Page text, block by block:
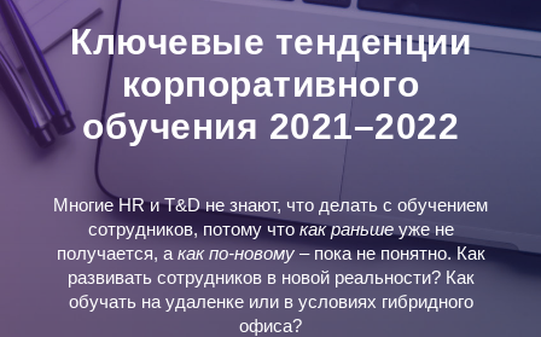
Ключевые тенденции
корпоративного
обучения 2021–2022
Многие HR и T&D не знают, что делать с обучением
сотрудников, потому чтокак раньшеуже не
получается, а как по-новому– пока не понятно. Как
развивать сотрудников в новой реальности? Как
обучать на удаленке или в условиях гибридного
офиса?